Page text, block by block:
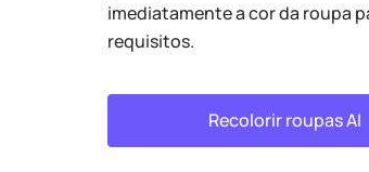
imediatamente a cor da roupa
requisitos.
Recolorir roupas AI